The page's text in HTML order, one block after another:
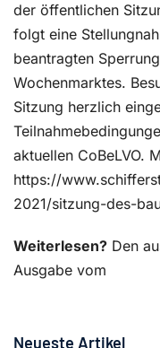
der öffentlichen
folgt eine
beantragten
Wochenmarktes.
Sitzung herzlich
aktuellen CoBeLVO.
https://
2021/sitzung-des-
Weiterlesen? Den
Ausgabe vom
Neueste Artikel